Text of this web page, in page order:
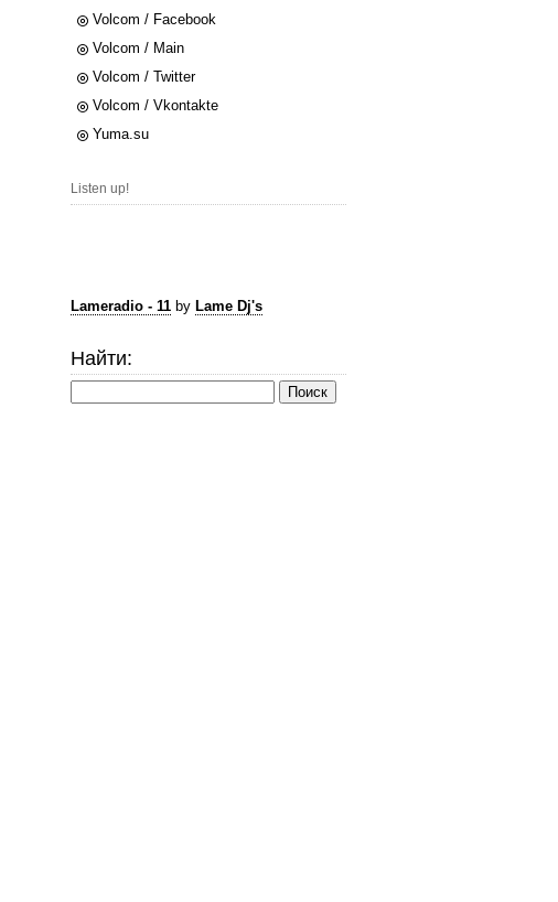
Volcom / Facebook
Volcom / Main
Volcom / Twitter
Volcom / Vkontakte
Yuma.su
Listen up!
Lameradio - 11 by Lame Dj's
Найти: